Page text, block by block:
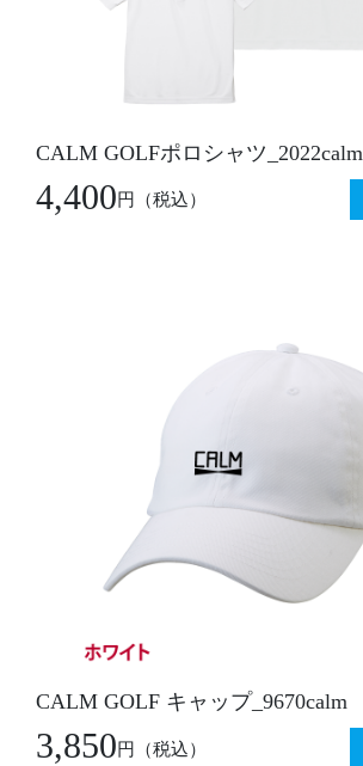
CALM GOLFポロシャツ_2022calm
4,400円 （税込）
CALM GOLF キャップ_9670calm
3,850円 （税込）